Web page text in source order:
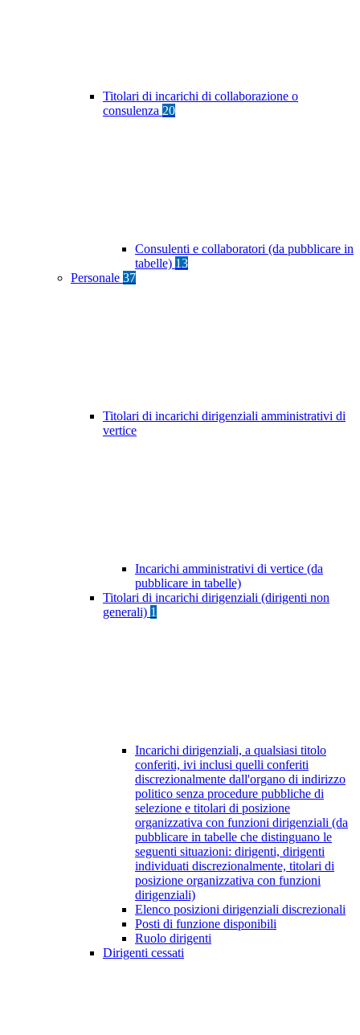
Titolari di incarichi di collaborazione o
consulenza 20
Consulenti e collaboratori (da pubblicare in
tabelle) 13
Personale 37
Titolari di incarichi dirigenziali amministrativi di
vertice
Incarichi amministrativi di vertice (da
pubblicare in tabelle)
Titolari di incarichi dirigenziali (dirigenti non
generali) 1
Incarichi dirigenziali, a qualsiasi titolo
conferiti, ivi inclusi quelli conferiti
discrezionalmente dall'organo di indirizzo
politico senza procedure pubbliche di
selezione e titolari di posizione
organizzativa con funzioni dirigenziali (da
pubblicare in tabelle che distinguano le
seguenti situazioni: dirigenti, dirigenti
individuati discrezionalmente, titolari di
posizione organizzativa con funzioni
dirigenziali)
Elenco posizioni dirigenziali discrezionali
Posti di funzione disponibili
Ruolo dirigenti
Dirigenti cessati